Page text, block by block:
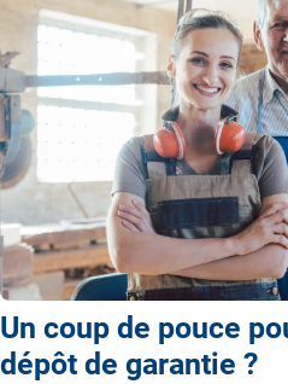
Un coup de pouce
dépôt de garantie ?